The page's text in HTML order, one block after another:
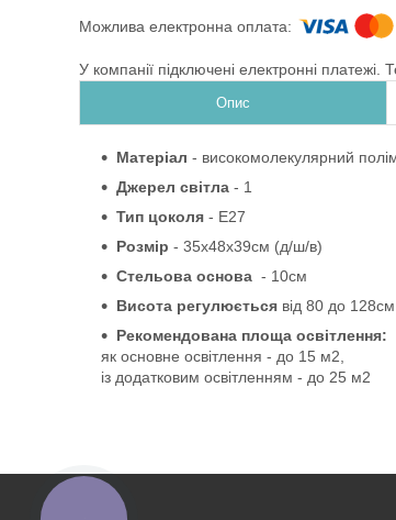
У компанії підключені електронні
Опис
Матеріал - високомолекулярний
Джерел світла - 1
Тип цоколя - Е27
Розмір - 35х48х39см (д/ш/в)
Стельова основа - 10см
Висота регулюється від 80 до 128см
Рекомендована площа освітлення:
як основне освітлення - до 15 м2,
із додатковим освітленням - до 25 м2